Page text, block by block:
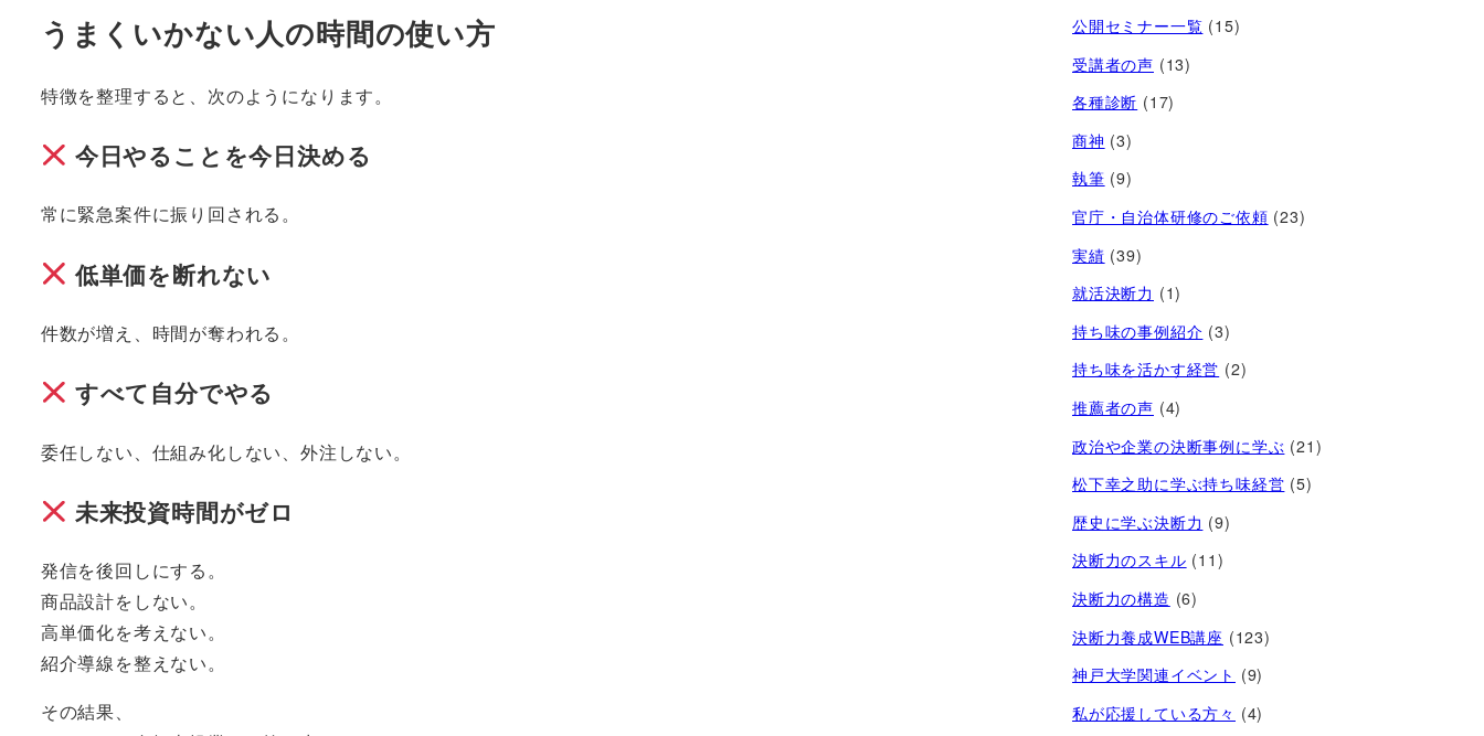
うまくいかない人の時間の使い方
特徴を整理すると、次のようになります。
今日やることを今日決める
常に緊急案件に振り回される。
低単価を断れない
件数が増え、時間が奪われる。
すべて自分でやる
委任しない、仕組み化しない、外注しない。
未来投資時間がゼロ
発信を後回しにする。
商品設計をしない。
高単価化を考えない。
紹介導線を整えない。
その結果、
公開セミナー一覧 (15)
受講者の声 (13)
各種診断 (17)
商神 (3)
執筆 (9)
官庁・自治体研修のご依頼 (23)
実績 (39)
就活決断力 (1)
持ち味の事例紹介 (3)
持ち味を活かす経営​ (2)
推薦者の声 (4)
政治や企業の決断事例に学ぶ (21)
松下幸之助に学ぶ持ち味経営 (5)
歴史に学ぶ決断力 (9)
決断力のスキル (11)
決断力の構造 (6)
決断力養成WEB講座 (123)
神戸大学関連イベント (9)
私が応援している方々 (4)